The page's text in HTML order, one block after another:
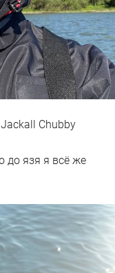
Chubby
до язя я всё же